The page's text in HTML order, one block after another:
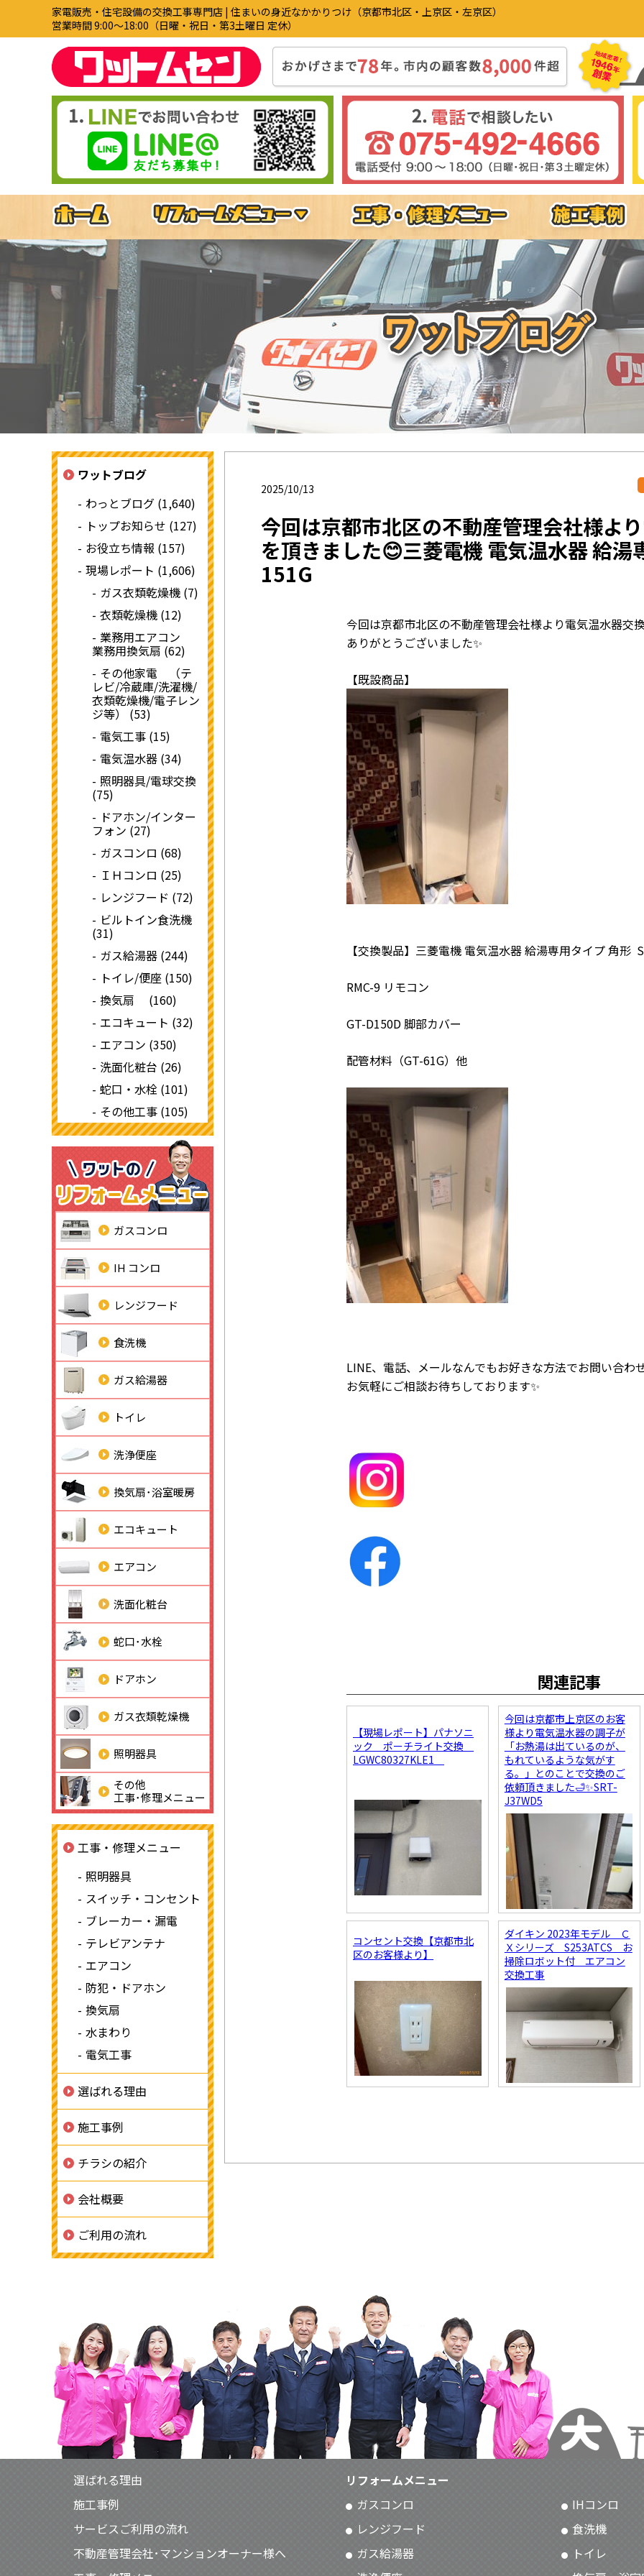
家電販売・住宅設備の交換工事専門店 | 住まいの身近なかかりつけ（京都市北区・上京区・左京区）
営業時間 9:00〜18:00（日曜・祝日・第3土曜日 定休）
2025/10/13
今回は京都市北区の不動産管理会社様よ
を頂きました😊三菱電機 電気温水器 給湯
151G
今回は京都市北区の不動産管理会社様より電気温水器交
ありがとうございました✨
【既設商品】
【交換製品】三菱電機 電気温水器 給湯専用タイプ 角形
RMC-9 リモコン
GT-D150D 脚部カバー
配管材料（GT-61G）他
LINE、電話、メールなんでもお好きな方法でお問い合わ
お気軽にご相談お待ちしております✨
関連記事
【現場レポート】パナソニ
ック ポーチライト交換
LGWC80327KLE1
今回は京都市上京区のお客
様より電気温水器の調子が
「お熱湯は出ているのが、
もれているような気がす
る。」とのことで交換のご
依頼頂きました🛁✨SRT-
J37WD5
コンセント交換【京都市北
区のお客様より】
ダイキン 2023年モデル Ｃ
Ｘシリーズ S253ATCS お
掃除ロボット付 エアコン
交換工事
ワットブログ
わっとブログ (1,640)
トップお知らせ (127)
お役立ち情報 (157)
現場レポート (1,606)
ガス衣類乾燥機 (7)
衣類乾燥機 (12)
業務用エアコン
業務用換気扇 (62)
その他家電 （テ
レビ/冷蔵庫/洗濯機/
衣類乾燥機/電子レン
ジ等） (53)
電気工事 (15)
電気温水器 (34)
照明器具/電球交換
(75)
ドアホン/インター
フォン (27)
ガスコンロ (68)
ＩＨコンロ (25)
レンジフード (72)
ビルトイン食洗機
(31)
ガス給湯器 (244)
トイレ/便座 (150)
換気扇 (160)
エコキュート (32)
エアコン (350)
洗面化粧台 (26)
蛇口・水栓 (101)
その他工事 (105)
ガスコンロ
IH コンロ
レンジフード
食洗機
ガス給湯器
トイレ
洗浄便座
換気扇･浴室暖房
エコキュート
エアコン
洗面化粧台
蛇口･水栓
ドアホン
ガス衣類乾燥機
照明器具
その他
工事･修理メニュー
工事・修理メニュー
照明器具
スイッチ・コンセント
ブレーカー・漏電
テレビアンテナ
エアコン
防犯・ドアホン
換気扇
水まわり
電気工事
選ばれる理由
施工事例
チラシの紹介
会社概要
ご利用の流れ
選ばれる理由
施工事例
サービスご利用の流れ
不動産管理会社･マンションオーナー様へ
リフォームメニュー
ガスコンロ
IHコンロ
レンジフード
食洗機
ガス給湯器
トイレ